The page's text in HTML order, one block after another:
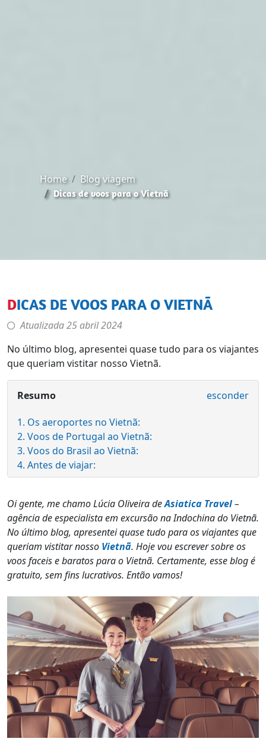
Home Blog viagem
Dicas de voos para o Vietnã
DICAS DE VOOS PARA O VIETNÃ
Atualizada25 abril 2024
No último blog, apresentei quase tudo para os viajantes
que queriam vistitar nosso Vietnã.
Resumo esconder
1. Os aeroportes no Vietnã:
2. Voos de Portugal ao Vietnã:
3. Voos do Brasil ao Vietnã:
4. Antes de viajar:
Oi gente, me chamo Lúcia Oliveira deAsiatica Travel–
agência de especialista em excursão na Indochina do Vietnã.
No último blog, apresentei quase tudo para os viajantes que
queriam vistitar nosso Vietnã. Hoje vou escrever sobre os
voos faceis e baratos para o Vietnã. Certamente, esse blog é
gratuito, sem fins lucrativos. Então vamos!